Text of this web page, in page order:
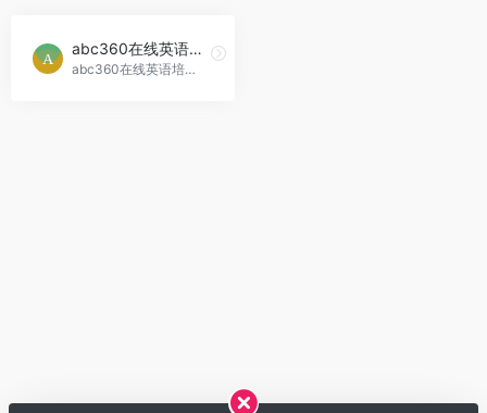
abc360在线英语培训
abc360在线英语培训提供1对1的固定外教服务，专注于青少儿、成人、商务及雅思托福口语培训，致力于提升英语水平。